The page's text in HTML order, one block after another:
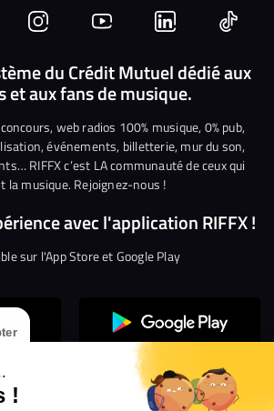
!
Nous
rejoindre
sur
Instagram
Nous
rejoindre
sur
YouTube
Nous
rejoindre
sur
Linkedin
Nous
du Crédit Mutuel dédié aux
et aux fans de musique.
web radios 100% musique, 0% pub,
événements, billetterie, mur du son,
RIFFX c’est LA communauté de ceux qui
la musique. Rejoignez-nous !
avec l'application RIFFX !
sur l'App Store et Google Play